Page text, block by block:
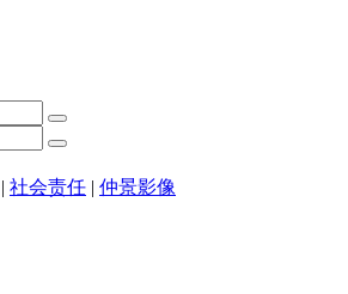
| 社会责任 | 仲景影像